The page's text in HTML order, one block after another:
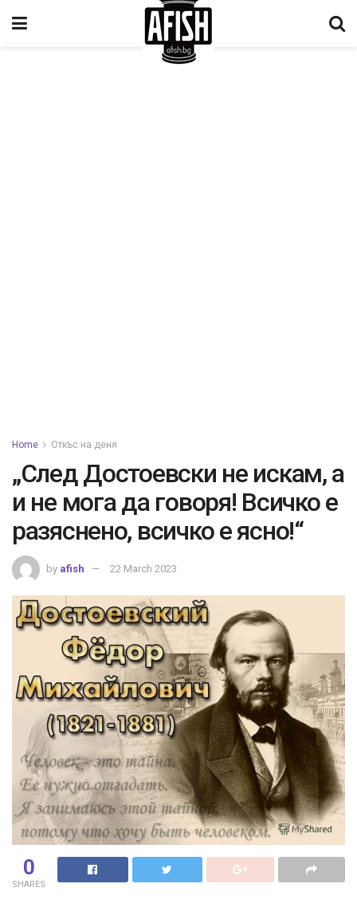
Home Откъс на деня
„След Достоевски не искам, а
и не мога да говоря! Всичко е
разяснено, всичко е ясно!“
by afish 22 March 2023
0
SHARES